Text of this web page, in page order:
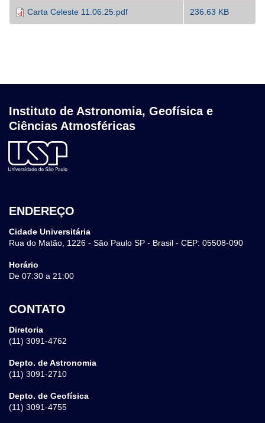
Carta Celeste 11.06.25.pdf 236.63 KB
Instituto de Astronomia, Geofísica e
Ciências Atmosféricas
ENDEREÇO
Cidade Universitária
Rua do Matão, 1226 - São Paulo SP - Brasil - CEP: 05508-090
Horário
De 07:30 a 21:00
CONTATO
Diretoria
(11) 3091-4762
Depto. de Astronomia
(11) 3091-2710
Depto. de Geofísica
(11) 3091-4755